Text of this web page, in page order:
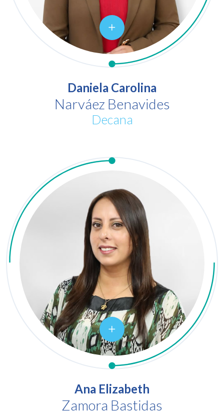
Daniela Carolina
Narváez Benavides
Decana
Ana Elizabeth
Zamora Bastidas